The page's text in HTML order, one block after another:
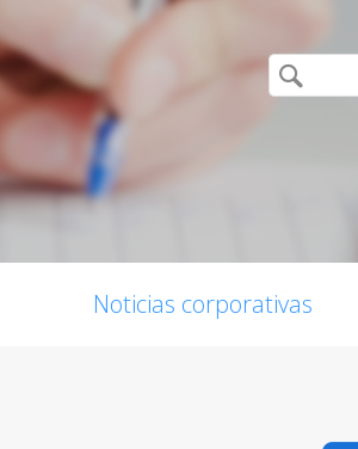
Noticias corporativas